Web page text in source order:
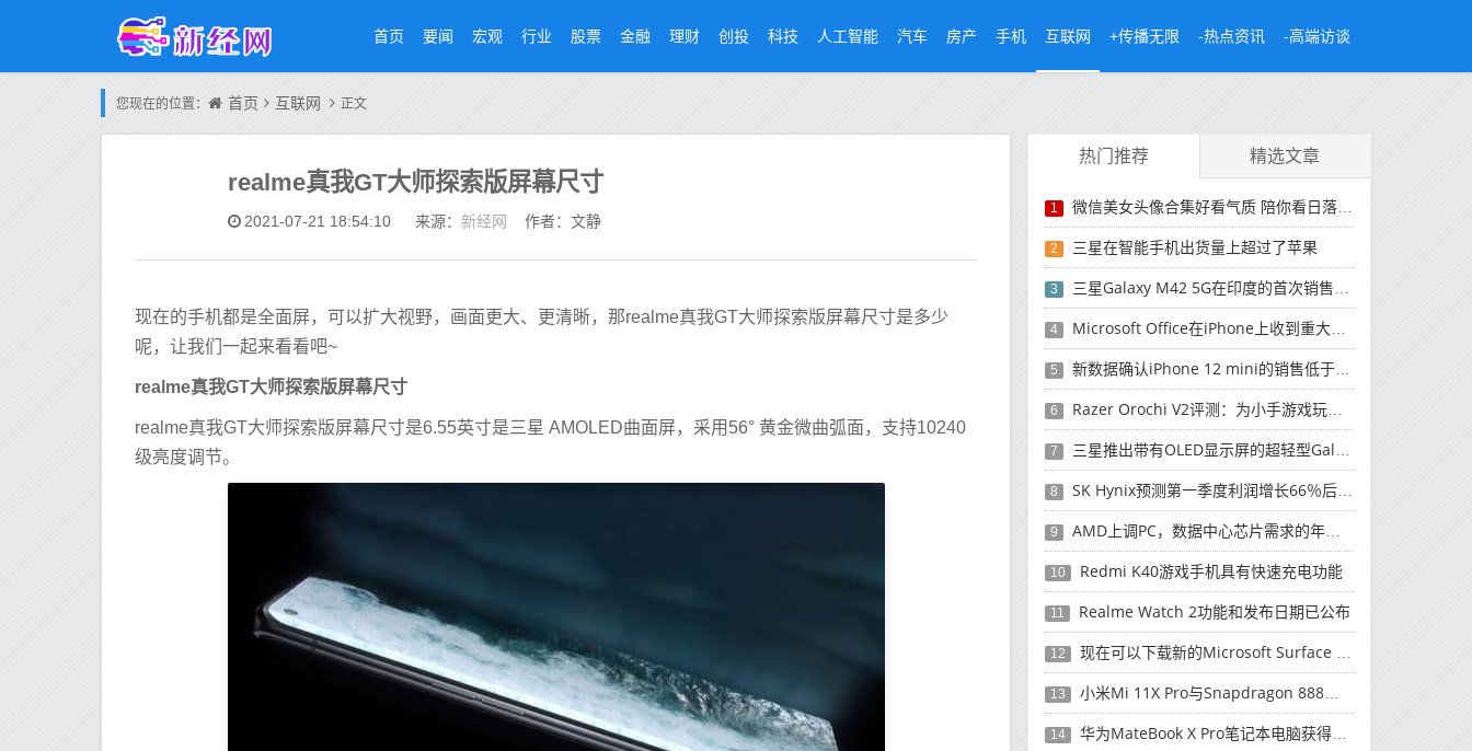
首页 要闻 宏观 行业 股票 金融 理财 创投 科技 人工智能 汽车 房产 手机 互联网 +传播无限 -热点资讯 -高端访谈
您现在的位置： 首页 互联网 正文
realme真我GT大师探索版屏幕尺寸
2021-07-21 18:54:10 来源： 新经网 作者：文静
现在的手机都是全面屏，可以扩大视野，画面更大、更清晰，那realme真我GT大师探索版屏幕尺寸是多少
呢，让我们一起来看看吧~
realme真我GT大师探索版屏幕尺寸
realme真我GT大师探索版屏幕尺寸是6.55英寸是三星 AMOLED曲面屏，采用56° 黄金微曲弧面，支持10240
级亮度调节。
热门推荐 精选文章
1 微信美女头像合集好看气质 陪你看日落的人比日落更浪漫
2 三星在智能手机出货量上超过了苹果
3 三星Galaxy M42 5G在印度的首次销售将于今晚开始
4 Microsoft Office在iPhone上收到重大更新
5 新数据确认iPhone 12 mini的销售低于预期
6 Razer Orochi V2评测：为小手游戏玩家设计的鼠标
7 三星推出带有OLED显示屏的超轻型Galaxy Book Pro和Galaxy Book Pro 360笔记本电脑
8 SK Hynix预测第一季度利润增长66％后，对芯片的需求将增强
9 AMD上调PC，数据中心芯片需求的年度收入预测
10 Redmi K40游戏手机具有快速充电功能
11 Realme Watch 2功能和发布日期已公布
12 现在可以下载新的Microsoft Surface Duo更新
13 小米Mi 11X Pro与Snapdragon 888处理器一起发布
14 华为MateBook X Pro笔记本电脑获得全新升级